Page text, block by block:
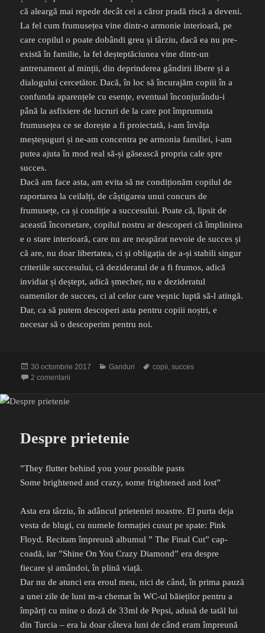
că aleargă mai repede decât cei a căror pradă riscă a deveni.
La fel cum frumusețea vine dintr-o armonie interioară, pe
care copilul o poate dobândi greu și târziu, dacă ea nu pre-
există în familie, la fel deșteptăciunea vine dintr-un
antrenament al minții, din deprinderea gândirii libere și a
dialogului cercetător. Dacă, în loc să încurajăm copiii în a
confunda aparențele cu esențe, eventual înconjurându-i
până la asfixiere de lucruri de la care pot împrumuta
frumusețea ce se dorește a fi proiectată, i-am învăța
meșteșuguri și ne-am concentra pe armonia familiei, i-am
putea ajuta în mod real să-și găsească propria cale spre
succes.
Dacă am face asta, am evita să ne condiționăm copilul de
raportarea la ceilalți, de câștigarea unui concurs de
frumusețe, ca și condiție a succesului. Poate că, lipsit de
această încorsetare, copilul nostru ar descoperi că împlinirea
e o stare interioară, care nu are neapărat nevoie de succes și
că are, nu doar libertatea, ci și obligația de a-și stabili singur
criteriile succesului, că dezideratul de a fi frumos, adică
invidiat și deștept, adică șmecher, nu e dezideratul
oamenilor de succes, ci al celor care veșnic luptă să-l atingă.
Dar, ca să putem descoperi asta pentru copiii noștri, e
necesar să o descoperim pentru noi.
Publicat
pe
30 octombrie 2017 Categorii
Ganduri Etichete
copii,succes
2 comentarii
Despre prietenie
”They flutter behind you your possible pasts
Some brightened and crazy, some frightened and lost”
Asta era târziu, în adâncul prieteniei noastre. El purta deja
vesta de blugi, cu numele formației cusut pe spate: Pink
Floyd. Recitam împreună albumul ” The Final Cut” cap-
coadă, iar ”Shine On You Crazy Diamond” era despre
fiecare și amândoi, în plină viață.
Dar nu de atunci era eroul meu, nici de când, în prima pauză
a unei zile de luni m-a chemat în WC-ul băieților pentru a
împărți cu mine o doză de 33ml de Pepsi, adusă de tatăl lui
din Turcia – era la doar câteva luni de când eram împreună